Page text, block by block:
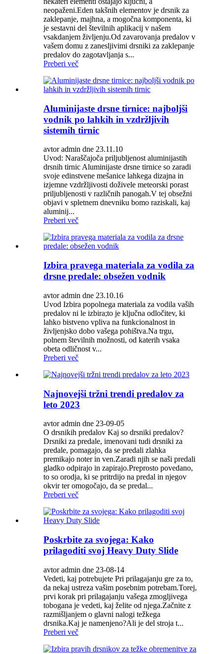
neopaženi.Eden takšnih elementov je drsnik za
zaklepanje, majhna, a mogočna komponenta, ki
je sestavni del številnih aplikacij v našem
vsakdanjem življenju.Od zavarovanja predalov v
vašem domu z zanesljivimi drsniki za zaklepanje
predalov do zagotavljanja s...
Preberi več
Aluminijaste drsne tirnice: najboljši
vodnik po lahkih in vzdržljivih
sistemih tirnic
avtor admin dne 23.11.10
Uvod: Naraščajoča priljubljenost aluminijastih
drsnih tirnic Aluminijaste drsne tirnice so zaradi
svoje edinstvene mešanice lahkega dizajna in
izjemne vzdržljivosti doživele meteorski porast
priljubljenosti v različnih panogah.V tej obsežni
objavi v spletnem dnevniku bomo raziskali, kaj
aluminij...
Preberi več
Izbira pravega materiala za vodila za
drsne predale: obsežen vodnik
avtor admin dne 23.10.16
Uvod Izbira popolnega materiala za vodila vaših
predalov ni le izbira;to je ključna odločitev, ki
lahko bistveno vpliva na funkcionalnost in
življenjsko dobo vašega pohištva.Na trgu,
polnem številnih možnosti, od katerih vsaka
obeta odličnost v...
Preberi več
Najnovejši tržni trendi predalov za
leto 2023
avtor admin dne 23-09-05
O drsnikih predalov Kaj so drsniki predalov?
Drsniki za predale, imenovani tudi drsniki za
predale, pomagajo, da se predali zlahka
premikajo noter in ven.Zaradi njih se naši predali
gladko odpirajo in zapirajo.Preprosto povedano,
to so orodja, ki se pritrdijo na predal in njegov
okvir ter omogočajo, da se predal...
Preberi več
Poskrbite za svojega: Kako
prilagoditi svoj Heavy Duty Slide
avtor admin dne 23-08-14
Vedeti, kaj potrebujete Pri prilagajanju gre za to,
da nekaj ustreza vašim posebnim potrebam.Torej,
prvi korak pri prilagajanju vašega zmogljivega
tobogana je vedeti, kaj želite od njega.Začnite z
razmišljanjem o glavni nalogi težkega
drsnika.Kaj je namenjeno?Ali je del stroja t...
Preberi več